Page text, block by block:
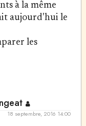
à la même
aujourd'hui le
les
18 septembre, 2016 14:00